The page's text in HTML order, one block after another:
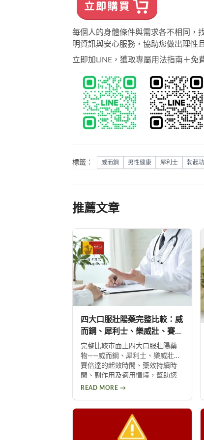
每個人的身體條件與需求各不相同，
明資訊與安心服務，協助您做出理性
立即加LINE，獲取專屬用法指南＋免
標籤： 威而鋼 男性健康 犀利士 勃起
推薦文章
四大口服壯陽藥完整比較：威
而鋼、犀利士、樂威壯、賽倍
達選購指南
完整比較市面上四大口服壯陽藥
物——威而鋼、犀利士、樂威壯、
賽倍達的起效時間、藥效持續時
間、副作用及適用情境，幫助您
根據個人需求與生活型態做出最
READ MORE →